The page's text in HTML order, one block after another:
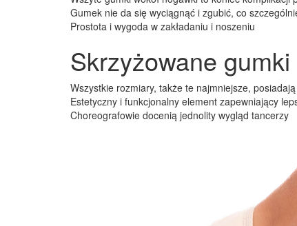
Gumek nie da się wyciągnąć i zgubić, co
Prostota i wygoda w zakładaniu i noszeniu
Skrzyżowane gumki
Wszystkie rozmiary, także te najmniejsze,
Estetyczny i funkcjonalny element zapewniający
Choreografowie docenią jednolity wygląd tancerzy